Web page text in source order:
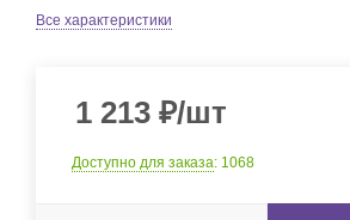
Все характеристики
1 213 ₽/шт
Доступно для заказа: 1068